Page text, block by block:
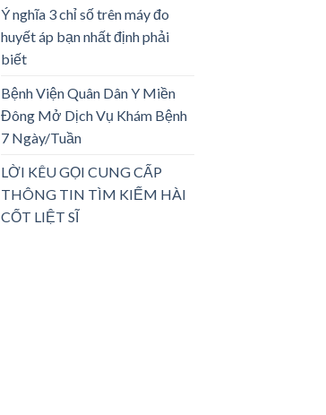
Ý nghĩa 3 chỉ số trên máy đo
huyết áp bạn nhất định phải
biết
Bệnh Viện Quân Dân Y Miền
Đông Mở Dịch Vụ Khám Bệnh
7 Ngày/Tuần
LỜI KÊU GỌI CUNG CẤP
THÔNG TIN TÌM KIẾM HÀI
CỐT LIỆT SĨ